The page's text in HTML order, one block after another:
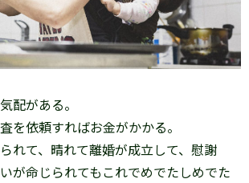
配がある。
を依頼すればお金がかかる。
れて、晴れて離婚が成立して、慰謝
が命じられてもこれでめでたしめでた